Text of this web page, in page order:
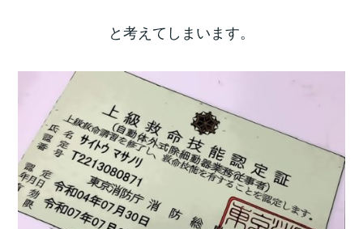
と考えてしまいます。